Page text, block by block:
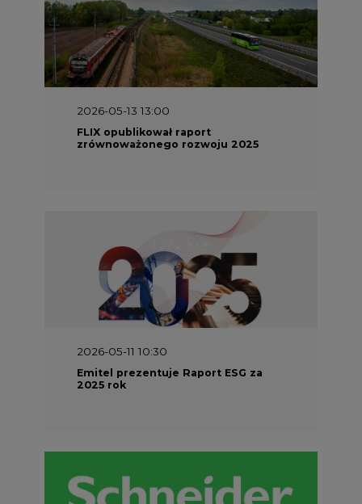
2026-05-13 13:00
FLIX opublikował raport
zrównoważonego rozwoju 2025
2026-05-11 10:30
Emitel prezentuje Raport ESG za
2025 rok